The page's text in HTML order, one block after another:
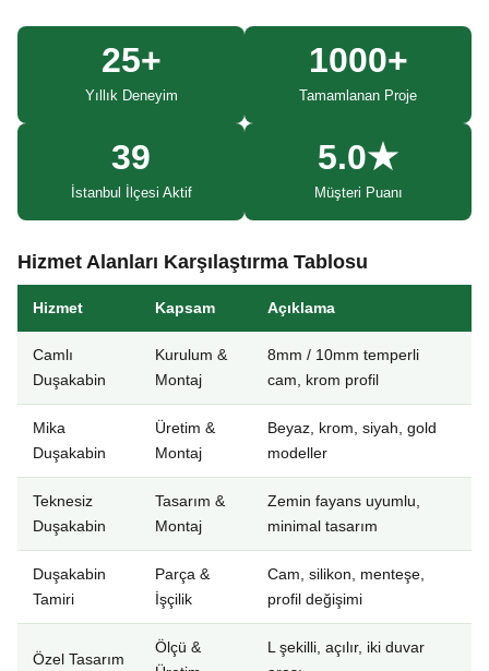
25+
Yıllık Deneyim
1000+
Tamamlanan Proje
39
İstanbul İlçesi Aktif
5.0★
Müşteri Puanı
Hizmet Alanları Karşılaştırma Tablosu
Hizmet Kapsam Açıklama
Camlı
Duşakabin
Kurulum &
Montaj
8mm / 10mm temperli
cam, krom profil
Mika
Duşakabin
Üretim &
Montaj
Beyaz, krom, siyah, gold
modeller
Teknesiz
Duşakabin
Tasarım &
Montaj
Zemin fayans uyumlu,
minimal tasarım
Duşakabin
Tamiri
Parça &
İşçilik
Cam, silikon, menteşe,
profil değişimi
Özel Tasarım
Ölçü &
L şekilli, açılır, iki duvar